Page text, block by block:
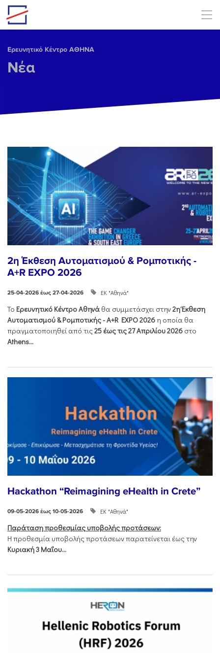
Skip to main content
Ερευνητικό Κέντρο ΑΘΗΝΑ
Νέα
2η Έκθεση Αυτοματισμού & Ρομποτικής -
A+R EXPO 2026
25-04-2026 έως 27-04-2026 ΕΚ "Αθηνά"
Το Ερευνητικό Κέντρο Αθηνά θα συμμετάσχει στην2η Έκθεση
Αυτοματισμού & Ρομποτικής - Α+R EXPO 2026 η οποία θα
πραγματοποιηθεί από τις25 έως τις 27 Απριλίου 2026 στο
Athens...
Hackathon “Reimagining eHealth in Crete”
09-05-2026 έως 10-05-2026 ΕΚ "Αθηνά"
Παράταση προθεσμίας υποβολής προτάσεων:
Η προθεσμία υποβολής προτάσεων παρατείνεται έως την
Κυριακή 3 Μαΐου...